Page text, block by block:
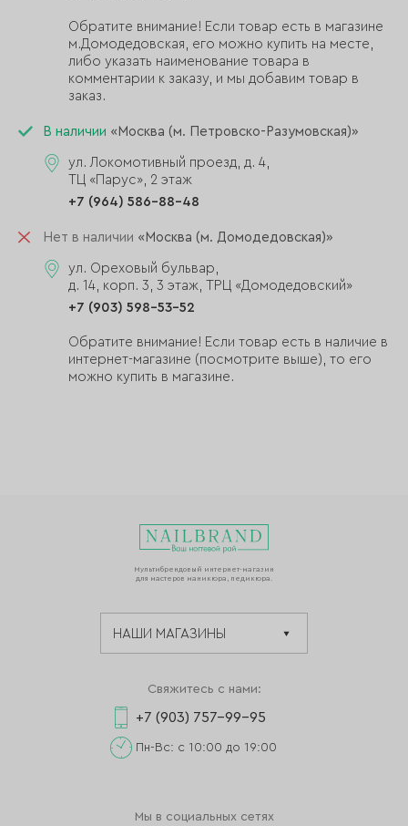
Обратите внимание! Если товар есть в магазине
м.Домодедовская, его можно купить на месте,
либо указать наименование товара в
комментарии к заказу, и мы добавим товар в
заказ.
В наличии «Москва (м. Петровско-Разумовская)»
ул. Локомотивный проезд, д. 4,
ТЦ «Парус», 2 этаж
+7 (964) 586-88-48
Нет в наличии «Москва (м. Домодедовская)»
ул. Ореховый бульвар,
д. 14, корп. 3, 3 этаж, ТРЦ «Домодедовский»
+7 (903) 598-53-52
Обратите внимание! Если товар есть в наличие в
интернет-магазине (посмотрите выше), то его
можно купить в магазине.
Мультибрендовый интернет-магазин
для мастеров маникюра, педикюра.
Свяжитесь с нами:
+7 (903) 757-99-95
Пн-Вс: с 10:00 до 19:00
Мы в социальных сетях